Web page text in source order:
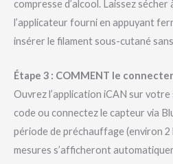
compresse d’alcool. Laissez sécher
l’applicateur fourni en appuyant
insérer le filament sous-cutané
Étape 3 : COMMENT le
Ouvrez l’application iCAN sur votre
code ou connectez le capteur via
période de préchauffage (environ 2
mesures s’afficheront